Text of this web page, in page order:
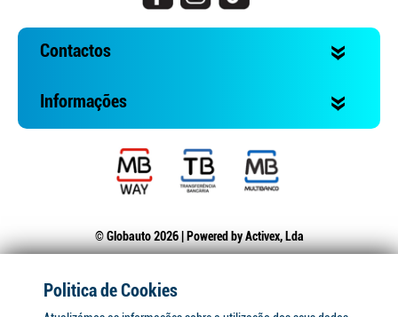
Contactos
Informações
© Globauto 2026 | Powered byActivex, Lda
Politica de Cookies